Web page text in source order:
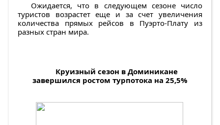
Ожидается, что в следующем сезоне число
туристов возрастет еще и за счет увеличения
количества прямых рейсов в Пуэрто-Плату из
разных стран мира.
Круизный сезон в Доминикане
завершился ростом турпотока на 25,5%